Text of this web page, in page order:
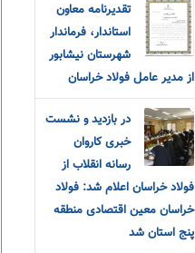
تقدیرنامه معاون
استاندار، فرماندار
شهرستان نیشابور
از مدیر عامل فولاد خراسان
در بازدید و نشست
خبری کاروان
رسانه انقلاب از
فولاد خراسان اعلام شد: فولاد
خراسان معین اقتصادی منطقه
پنج استان شد